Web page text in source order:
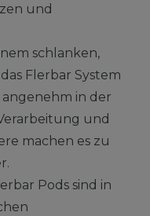
und
schlanken,
Flerbar System
in der
und
machen es zu
Pods sind in